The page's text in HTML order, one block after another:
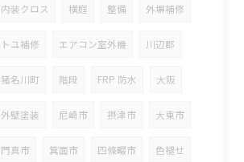
内装クロス 横庭 整備 外塀補修
トユ補修 エアコン室外機 川辺郡
猪名川町 階段 FRP 防水 大阪
外壁塗装 尼崎市 摂津市 大東市
門真市 箕面市 四條畷市 色褪せ